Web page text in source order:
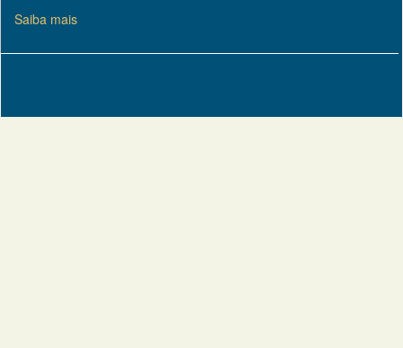
Saiba mais